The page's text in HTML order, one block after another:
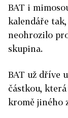
BAT i
kalendáře
neohrozilo
skupina.
BAT už dříve
částkou,
kromě jiného